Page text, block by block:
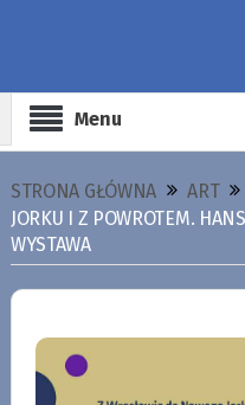
Menu
STRONA GŁÓWNA ART
JORKU I Z POWROTEM.
WYSTAWA